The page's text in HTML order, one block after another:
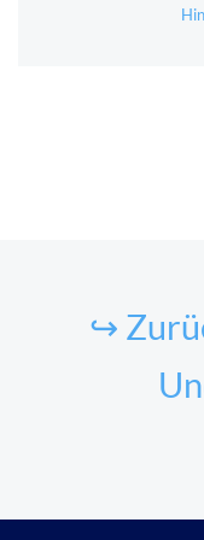
↪